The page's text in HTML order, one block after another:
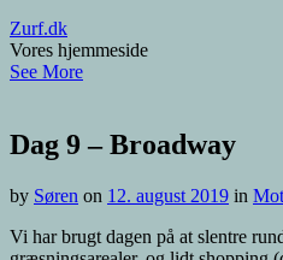
Zurf.dk
Vores hjemmeside
See More
Dag 9 – Broadway
by Søren on 12. august 2019 in
Vi har brugt dagen på at slentre